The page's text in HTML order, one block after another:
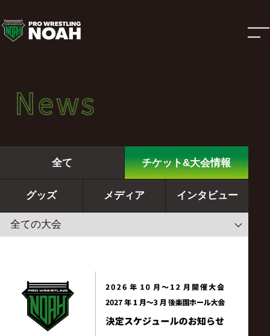
ニ
ュ
ー
ス
|
プ
ロ
News
ニュース
News
全て チケット&大会情報
グッズ メディア インタビュー